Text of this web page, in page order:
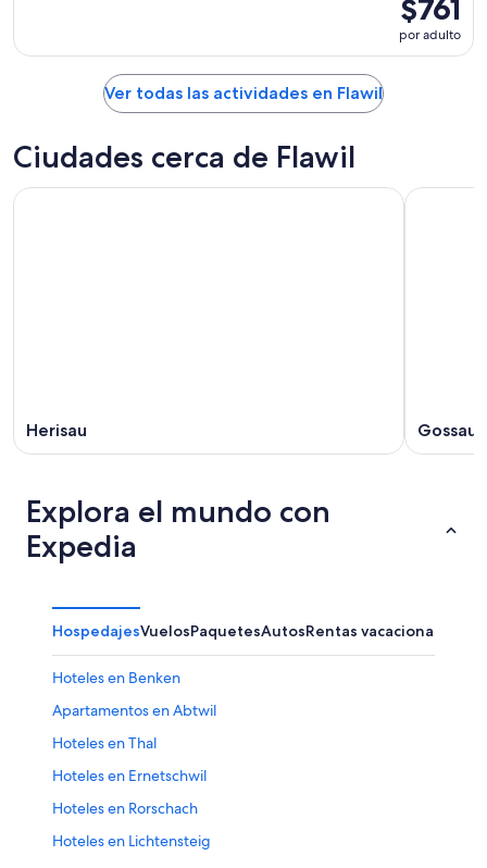
$761
por adulto
Ver todas las actividades en Flawil
Ciudades cerca de Flawil
Herisau Gossau
Explora el mundo con
Expedia
HospedajesVuelosPaquetesAutosRentas vacacionales
Hoteles en Benken
Apartamentos en Abtwil
Hoteles en Thal
Hoteles en Ernetschwil
Hoteles en Rorschach
Hoteles en Lichtensteig